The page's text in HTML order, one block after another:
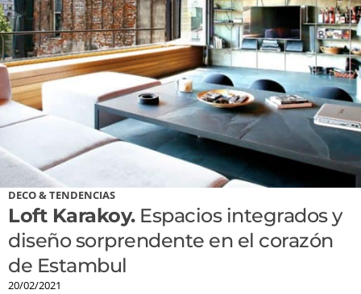
DECO & TENDENCIAS
Loft Karakoy.Espacios integrados y
diseño sorprendente en el corazón
de Estambul
20/02/2021